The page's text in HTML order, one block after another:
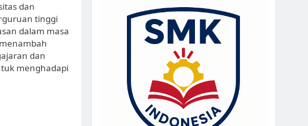
dan
tinggi
dalam masa
dan
menghadapi